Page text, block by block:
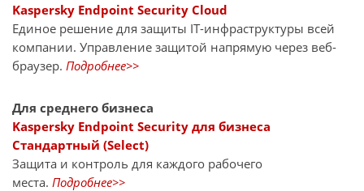
Kaspersky Endpoint Security Cloud
Единое решение для защиты IT-инфраструктуры всей
компании. Управление защитой напрямую через веб-
браузер. Подробнее>>
Для среднего бизнеса
Kaspersky Endpoint Security для бизнеса
Стандартный (Select)
Защита и контроль для каждого рабочего
места. Подробнее>>